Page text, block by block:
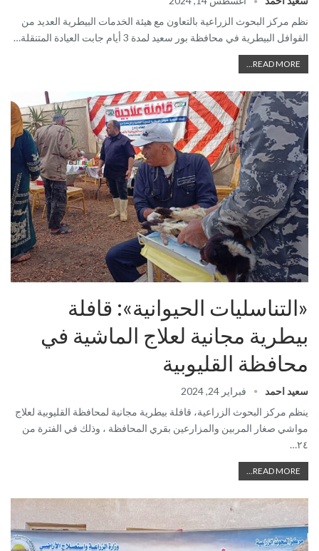
نظم مركز البحوث الزراعية بالتعاون مع هيئة الخدمات البيطرية العديد من
القوافل البيطرية في محافظة بور سعيد لمدة 3 أيام جابت العيادة المتنقلة…
READ MORE...
«التناسليات الحيوانية»: قافلة
بيطرية مجانية لعلاج الماشية في
محافظة القليوبية
سعيد احمد
فبراير 24, 2024
ينظم مركز البحوث الزراعية، قافلة بيطرية مجانية لمحافظة القليوبية لعلاج
مواشي صغار المربين والمزارعين بقري المحافظة ، وذلك في الفترة من
٢٤…
READ MORE...